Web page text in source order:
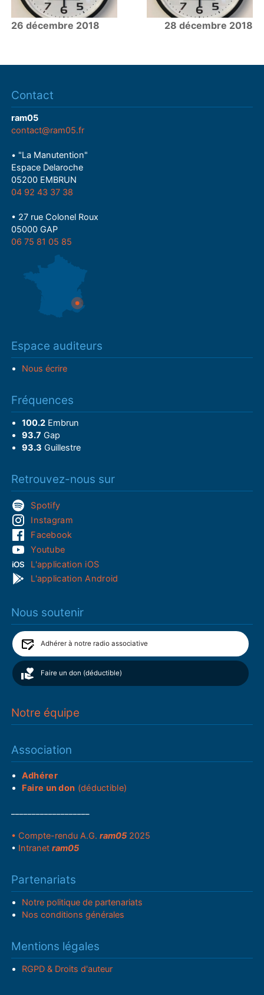
26 décembre 2018 28 décembre 2018
Contact
ram05
contact@ram05.fr
• "La Manutention"
Espace Delaroche
05200 EMBRUN
04 92 43 37 38
• 27 rue Colonel Roux
05000 GAP
06 75 81 05 85
Espace auditeurs
Nous écrire
Fréquences
100.2Embrun
93.7 Gap
93.3 Guillestre
Retrouvez-nous sur
Spotify
Instagram
Facebook
Youtube
L'application iOS
L'application Android
Nous soutenir
Adhérer à notre radio associative
Faire un don (déductible)
Notre équipe
Association
Adhérer
Faire un don (déductible)
• Compte-rendu A.G.ram05 2025
• Intranetram05
Partenariats
Notre politique de partenariats
Nos conditions générales
Mentions légales
RGPD & Droits d'auteur